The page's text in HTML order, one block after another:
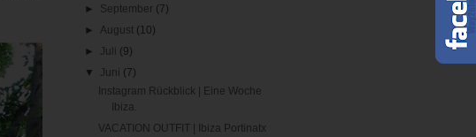
► September (7)
►August (10)
► Juli (9)
▼ Juni (7)
Instagram Rückblick | Eine Woche
Ibiza.
VACATION OUTFIT | Ibiza Portinatx